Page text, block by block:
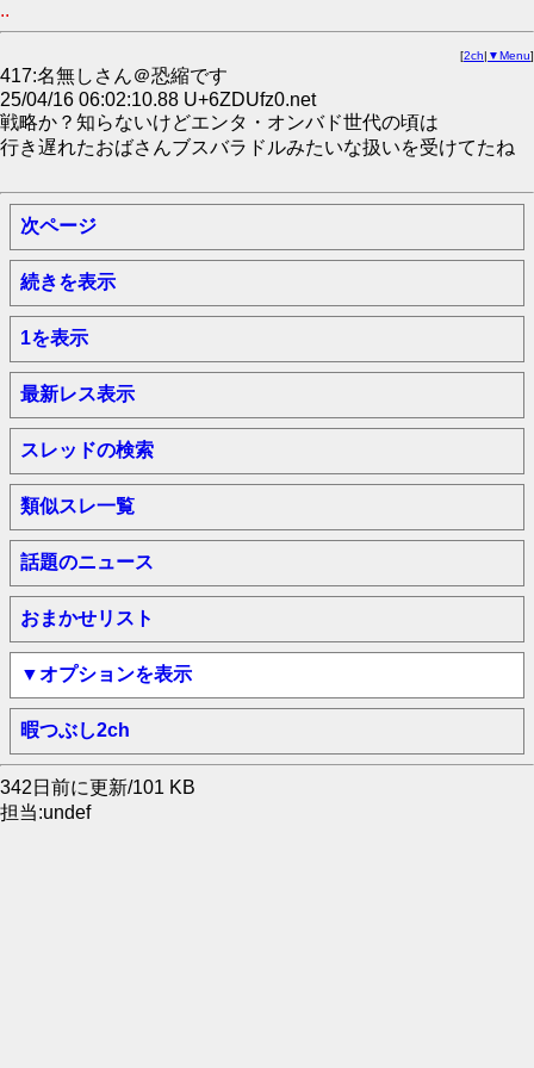
..
[2ch| ▼Menu]
417:名無しさん＠恐縮です
25/04/16 06:02:10.88 U+6ZDUfz0.net
戦略か？知らないけどエンタ・オンバド世代の頃は
行き遅れたおばさんブスバラドルみたいな扱いを受けてたね
次ページ
続きを表示
1を表示
最新レス表示
スレッドの検索
類似スレ一覧
話題のニュース
おまかせリスト
▼オプションを表示
暇つぶし2ch
342日前に更新/101 KB
担当:undef